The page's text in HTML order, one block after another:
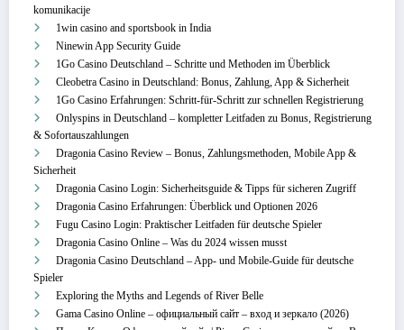
komunikacije
1win casino and sportsbook in India
Ninewin App Security Guide
1Go Casino Deutschland – Schritte und Methoden im Überblick
Cleobetra Casino in Deutschland: Bonus, Zahlung, App & Sicherheit
1Go Casino Erfahrungen: Schritt‑für‑Schritt zur schnellen Registrierung
Onlyspins in Deutschland – kompletter Leitfaden zu Bonus, Registrierung
& Sofortauszahlungen
Dragonia Casino Review – Bonus, Zahlungsmethoden, Mobile App &
Sicherheit
Dragonia Casino Login: Sicherheitsguide & Tipps für sicheren Zugriff
Dragonia Casino Erfahrungen: Überblick und Optionen 2026
Fugu Casino Login: Praktischer Leitfaden für deutsche Spieler
Dragonia Casino Online – Was du 2024 wissen musst
Dragonia Casino Deutschland – App‑ und Mobile‑Guide für deutsche
Spieler
Exploring the Myths and Legends of River Belle
Gama Casino Online – официальный сайт – вход и зеркало (2026)